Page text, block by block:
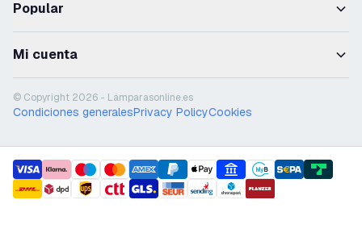
Popular
Mi cuenta
© Copyright 2026 - Lámparasonline.es
Condiciones generalesPrivacy PolicyCookies
payment methods
shipment methods